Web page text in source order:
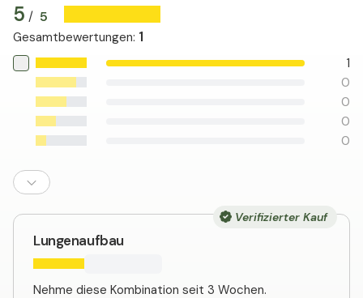
5 / 5
Gesamtbewertungen: 1
1
0
0
0
0
Verifizierter Kauf
Lungenaufbau
Nehme diese Kombination seit 3 Wochen.